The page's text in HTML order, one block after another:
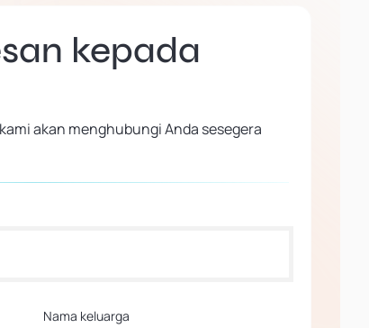
kepada
akan menghubungi Anda sesegera
Nama keluarga